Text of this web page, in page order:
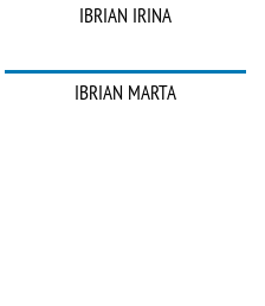
IBRIAN IRINA
IBRIAN MARTA